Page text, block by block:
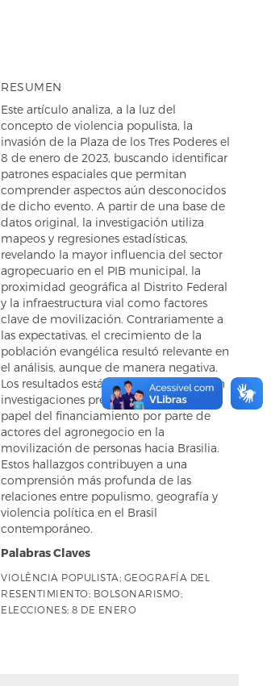
RESUMEN
Este artículo analiza, a la luz del
concepto de violencia populista, la
invasión de la Plaza de los Tres Poderes el
8 de enero de 2023, buscando identificar
patrones espaciales que permitan
comprender aspectos aún desconocidos
de dicho evento. A partir de una base de
datos original, la investigación utiliza
mapeos y regresiones estadísticas,
revelando la mayor influencia del sector
agropecuario en el PIB municipal, la
proximidad geográfica al Distrito Federal
y la infraestructura vial como factores
clave de movilización. Contrariamente a
las expectativas, el crecimiento de la
población evangélica resultó relevante en
el análisis, aunque de manera negativa.
Los resultados están en consonancia con
investigaciones previas que señalan el
papel del financiamiento por parte de
actores del agronegocio en la
movilización de personas hacia Brasilia.
Estos hallazgos contribuyen a una
comprensión más profunda de las
relaciones entre populismo, geografía y
violencia política en el Brasil
contemporáneo.
Palabras Claves
VIOLÊNCIA POPULISTA; GEOGRAFÍA DEL
RESENTIMIENTO; BOLSONARISMO;
ELECCIONES; 8 DE ENERO